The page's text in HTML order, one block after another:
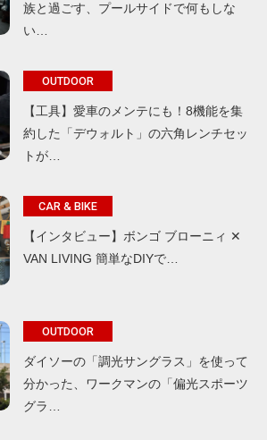
族と過ごす、プールサイドで何もしな
い…
OUTDOOR
【工具】愛車のメンテにも！8機能を集
約した「デウォルト」の六角レンチセッ
トが…
CAR & BIKE
【インタビュー】ボンゴ ブローニィ ✕
VAN LIVING 簡単なDIYで…
OUTDOOR
ダイソーの「調光サングラス」を使って
分かった、ワークマンの「偏光スポーツ
グラ…